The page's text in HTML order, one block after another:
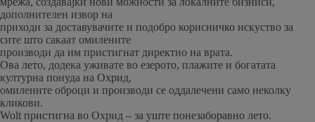
дополнителен извор на
приходи за доставувачите и подобро корисничко искуство за
сите што сакаат омилените
производи да им пристигнат директно на врата.
Ова лето, додека уживате во езерото, плажите и богатата
културна понуда на Охрид,
омилените оброци и производи се оддалечени само неколку
кликови.
Wolt пристигна во Охрид – за уште понезаборавно лето.